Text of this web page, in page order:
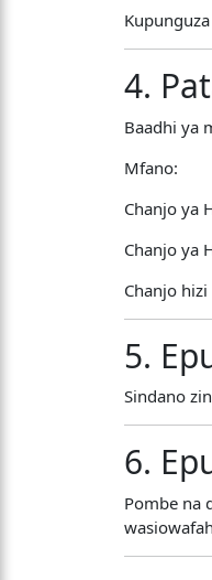
4.
Baadhi ya
Mfano:
Chanjo ya
Chanjo ya
Chanjo
5.
Sindano
6.
Pombe na